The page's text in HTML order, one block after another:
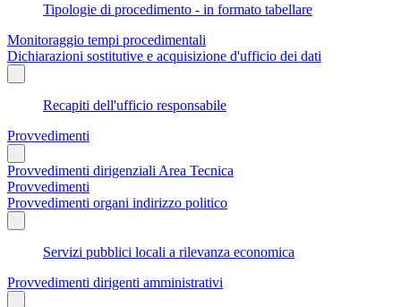
Tipologie di procedimento - in formato tabellare
Monitoraggio tempi procedimentali
Dichiarazioni sostitutive e acquisizione d'ufficio dei dati
Recapiti dell'ufficio responsabile
Provvedimenti
Provvedimenti dirigenziali Area Tecnica
Provvedimenti
Provvedimenti organi indirizzo politico
Servizi pubblici locali a rilevanza economica
Provvedimenti dirigenti amministrativi